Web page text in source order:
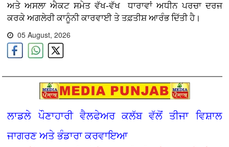
ਅਤੇ ਅਸਲਾ ਐਕਟ ਸਮੇਤ ਵੱਖ-ਵੱਖ ਧਾਰਾਵਾਂ ਅਧੀਨ ਪਰਚਾ ਦਰਜ
ਕਰਕੇ ਅਗਲੇਰੀ ਕਾਨੂੰਨੀ ਕਾਰਵਾਈ ਤੇ ਤਫ਼ਤੀਸ਼ ਆਰੰਭ ਦਿੱਤੀ ਹੈ।
05 August, 2026
ਲਾਡਲੇ ਪੌਣਾਹਾਰੀ ਵੈਲਫੇਅਰ ਕਲੱਬ ਵੱਲੋਂ ਤੀਜਾ ਵਿਸ਼ਾਲ
ਜਾਗਰਣ ਅਤੇ ਭੰਡਾਰਾ ਕਰਵਾਇਆ